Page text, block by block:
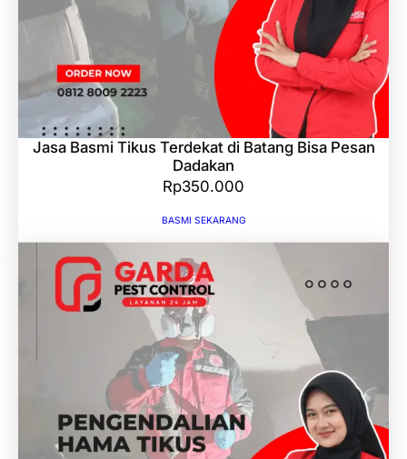
Jasa Basmi Tikus Terdekat di Batang Bisa Pesan
Dadakan
Rp350.000
BASMI SEKARANG